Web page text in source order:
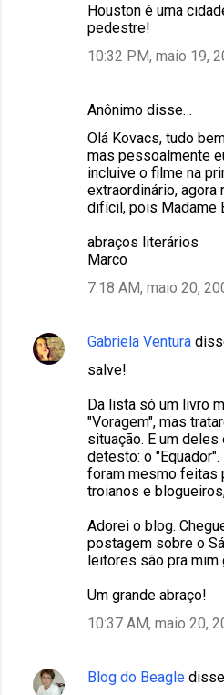
Houston é uma
pedestre!
10:32 PM, maio 19,
Anônimo disse…
Olá Kovacs, tudo
mas pessoalmente
incluive o filme na
extraordinário, agora
difícil, pois Madame
abraços literários
Marco
7:18 AM, maio 20,
Gabriela Ventura
salve!
Da lista só um livro
"Voragem", mas
situação. E um
detesto: o
foram mesmo feitas
troianos e
Adorei o blog.
postagem sobre o
leitores são pra mim
Um grande abraço!
10:37 AM, maio 20,
Blog do Beagle